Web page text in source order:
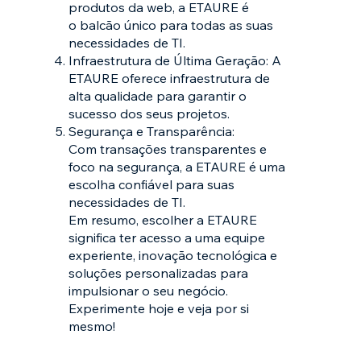
produtos da web, a ETAURE é
o balcão único para todas as suas
necessidades de TI.
Infraestrutura de Última Geração: A
ETAURE oferece infraestrutura de
alta qualidade para garantir o
sucesso dos seus projetos.
Segurança e Transparência:
Com transações transparentes e
foco na segurança, a ETAURE é uma
escolha confiável para suas
necessidades de TI.
Em resumo, escolher a ETAURE
significa ter acesso a uma equipe
experiente, inovação tecnológica e
soluções personalizadas para
impulsionar o seu negócio.
Experimente hoje e veja por si
mesmo!